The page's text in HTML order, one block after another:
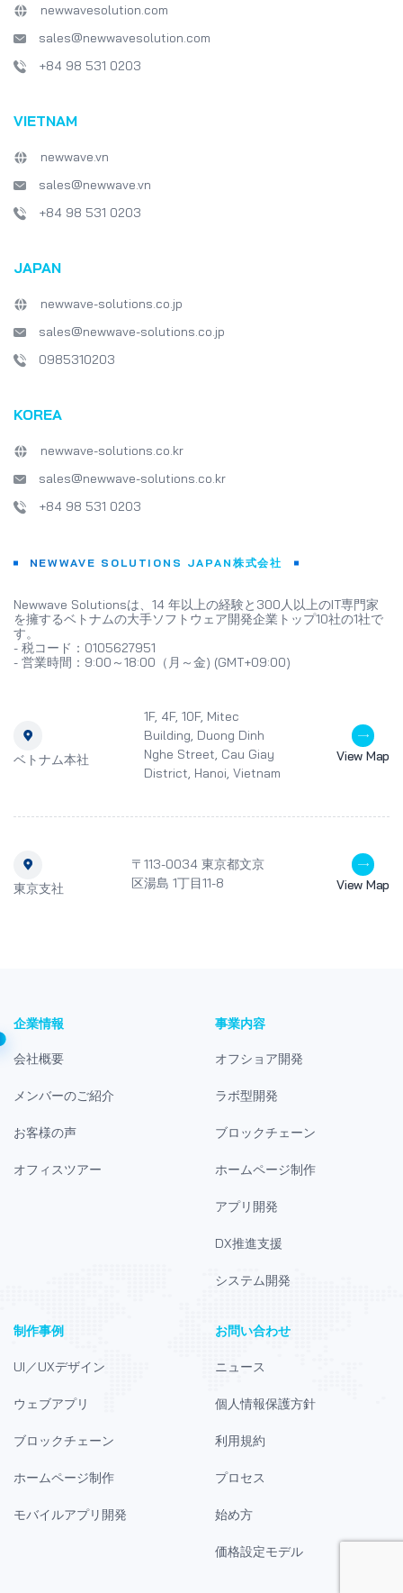
newwavesolution.com
sales@newwavesolution.com
+84 98 531 0203
VIETNAM
newwave.vn
sales@newwave.vn
+84 98 531 0203
JAPAN
newwave-solutions.co.jp
sales@newwave-solutions.co.jp
0985310203
KOREA
newwave-solutions.co.kr
sales@newwave-solutions.co.kr
+84 98 531 0203
NEWWAVE SOLUTIONS JAPAN株式会社
Newwave Solutionsは、14 年以上の経験と300人以上のIT専門家
を擁するベトナムの大手ソフトウェア開発企業トップ10社の1社で
す。
- 税コード：0105627951
- 営業時間：9:00～18:00（月～金) (GMT+09:00)
ベトナム本社
1F, 4F, 10F, Mitec
Building, Duong Dinh
Nghe Street, Cau Giay
District, Hanoi, Vietnam
View Map
東京支社
〒113-0034 東京都文京
区湯島 1丁目11-8
View Map
企業情報
会社概要
メンバーのご紹介
お客様の声
オフィスツアー
事業内容
オフショア開発
ラボ型開発
ブロックチェーン
ホームページ制作
アプリ開発
DX推進支援
システム開発
制作事例
UI／UXデザイン
ウェブアプリ
ブロックチェーン
ホームページ制作
モバイルアプリ開発
お問い合わせ
ニュース
個人情報保護方針
利用規約
プロセス
始め方
価格設定モデル